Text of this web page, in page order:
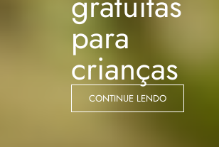
para
crianças
CONTINUE LENDO